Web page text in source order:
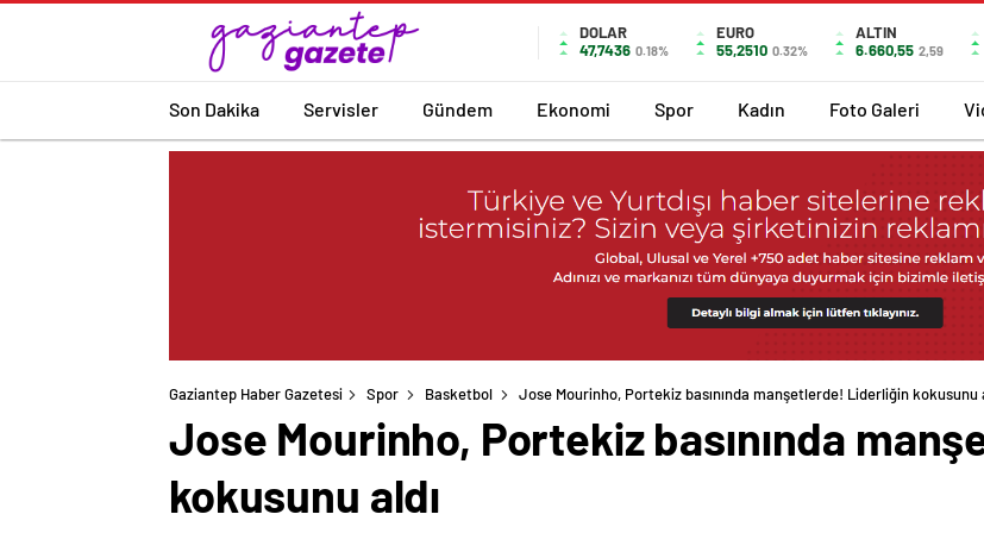
DOLAR
47,7436 0.18%
EURO
55,2510 0.32%
ALTIN
6.660,55 2,59
Son Dakika Servisler Gündem Ekonomi Spor Kadın Foto Galeri
Gaziantep Haber Gazetesi Spor Basketbol Jose Mourinho, Portekiz basınında manşetlerde! Liderliğin kokusunu
Jose Mourinho, Portekiz basınında
kokusunu aldı